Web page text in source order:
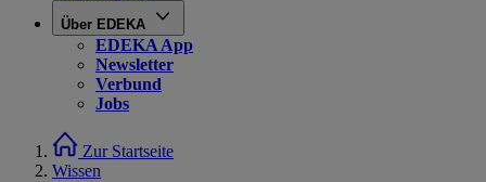
Über EDEKA
EDEKA App
Newsletter
Verbund
Jobs
Zur Startseite
Wissen